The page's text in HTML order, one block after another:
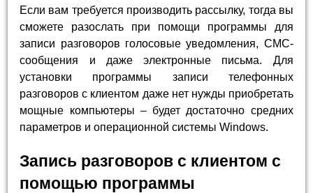
Если вам требуется производить рассылку, тогда вы
сможете разослать при помощи программы для
записи разговоров голосовые уведомления, СМС-
сообщения и даже электронные письма. Для
установки программы записи телефонных
разговоров с клиентом даже нет нужды приобретать
мощные компьютеры – будет достаточно средних
параметров и операционной системы Windows.
Запись разговоров с клиентом с
помощью программы